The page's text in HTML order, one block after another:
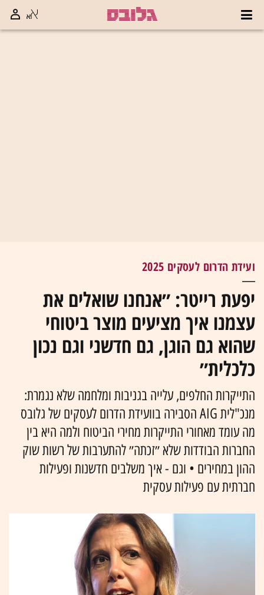
ועידת הדרום לעסקים 2025
יפעת רייטר: ״אנחנו שואלים את
עצמנו איך מציעים מוצר ביטוחי
שהוא גם הוגן, גם חדשני וגם נכון
כלכלית״
התייקרות החלפים, עלייה בגניבות ומלחמה שלא נגמרת:
מנכ"לית AIG הסבירה בוועידת הדרום לעסקים של גלובס
מה עומד מאחורי התייקרות מחירי הביטוח ולמה היא בין
החברות הבודדות שלא ״זכתה״ להתערבות של רשות שוק
ההון במחירים • וגם - איך משלבים חדשנות ופעילות
חברתית עם פעילות עסקית